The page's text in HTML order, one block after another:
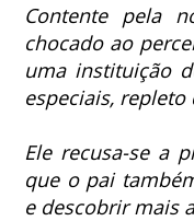
Contente pela
chocado ao
uma instituição
especiais, repleto
Ele recusa-se a
que o pai
e descobrir mais